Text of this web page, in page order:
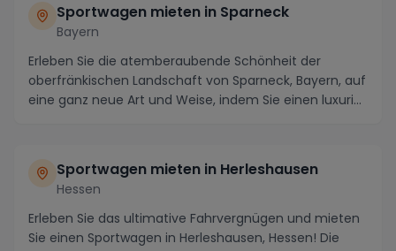
Sportwagen mieten in Sparneck
Bayern
Erleben Sie die atemberaubende Schönheit der
oberfränkischen Landschaft von Sparneck, Bayern, auf
eine ganz neue Art und Weise, indem Sie einen luxuri...
Sportwagen mieten in Herleshausen
Hessen
Erleben Sie das ultimative Fahrvergnügen und mieten
Sie einen Sportwagen in Herleshausen, Hessen! Die